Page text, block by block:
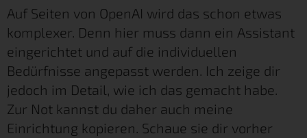
Auf Seiten von OpenAI wird das schon etwas
komplexer. Denn hier muss dann ein Assistant
eingerichtet und auf die individuellen
Bedürfnisse angepasst werden. Ich zeige dir
jedoch im Detail, wie ich das gemacht habe.
Zur Not kannst du daher auch meine
Einrichtung kopieren. Schaue sie dir vorher